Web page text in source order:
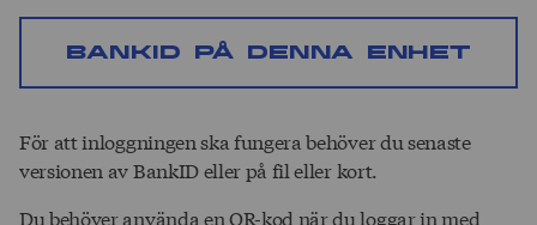
BankID på denna enhet
För att inloggningen ska fungera behöver du senaste
versionen av BankID eller på fil eller kort.
Du behöver använda en QR-kod när du loggar in med